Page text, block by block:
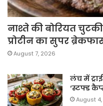
नाश्ते की बोरियत
प्रोटीन का सुपर
August 7, 2026
लंच में
‘स्टफ्ड
August